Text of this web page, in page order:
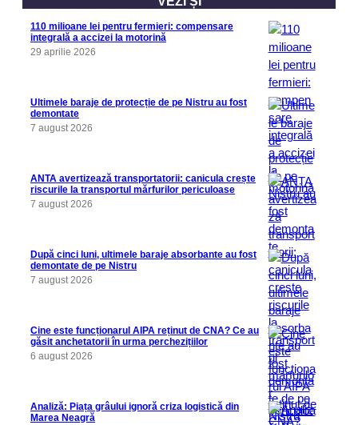
110 milioane lei pentru fermieri: compensare
integrală a accizei la motorină
29 aprilie 2026
Ultimele baraje de protecție de pe Nistru au fost
demontate
7 august 2026
ANTA avertizează transportatorii: canicula crește
riscurile la transportul mărfurilor periculoase
7 august 2026
După cinci luni, ultimele baraje absorbante au fost
demontate de pe Nistru
7 august 2026
Cine este funcționarul AIPA reținut de CNA? Ce au
găsit anchetatorii în urma perchezițiilor
6 august 2026
Analiză: Piața grâului ignoră criza logistică din
Marea Neagră